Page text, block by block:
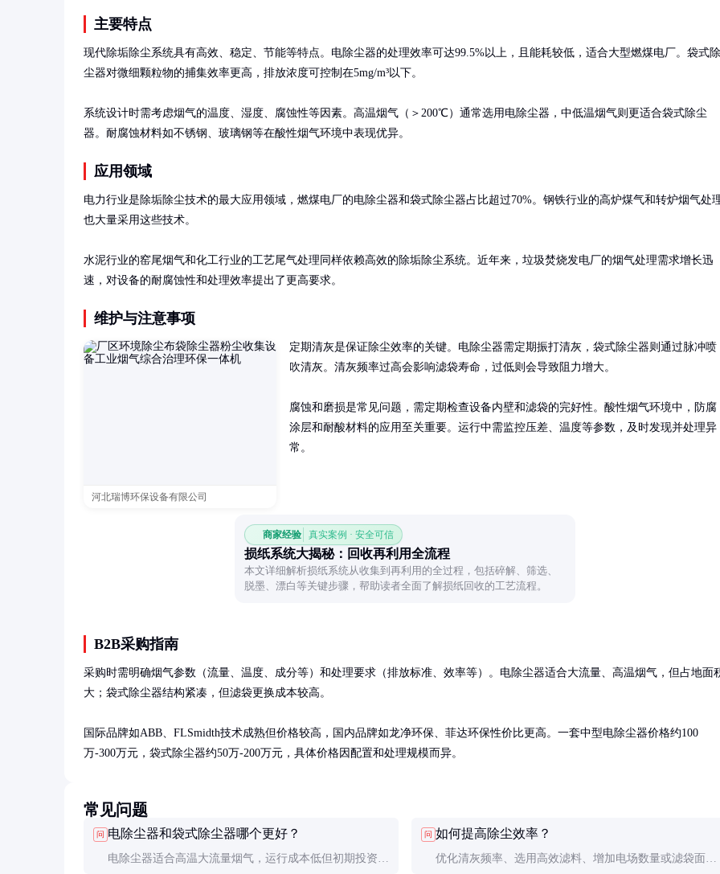
主要特点
现代除垢除尘系统具有高效、稳定、节能等特点。电除尘器的处理效率可达99.5%以上，且能耗较低，适合大型燃煤电厂。袋式除
尘器对微细颗粒物的捕集效率更高，排放浓度可控制在5mg/m³以下。
系统设计时需考虑烟气的温度、湿度、腐蚀性等因素。高温烟气（＞200℃）通常选用电除尘器，中低温烟气则更适合袋式除尘
器。耐腐蚀材料如不锈钢、玻璃钢等在酸性烟气环境中表现优异。
应用领域
电力行业是除垢除尘技术的最大应用领域，燃煤电厂的电除尘器和袋式除尘器占比超过70%。钢铁行业的高炉煤气和转炉烟气处
也大量采用这些技术。
水泥行业的窑尾烟气和化工行业的工艺尾气处理同样依赖高效的除垢除尘系统。近年来，垃圾焚烧发电厂的烟气处理需求增长迅
速，对设备的耐腐蚀性和处理效率提出了更高要求。
维护与注意事项
河北瑞博环保设备有限公司
定期清灰是保证除尘效率的关键。电除尘器需定期振打清灰，袋式除尘器则通过脉冲喷
吹清灰。清灰频率过高会影响滤袋寿命，过低则会导致阻力增大。
腐蚀和磨损是常见问题，需定期检查设备内壁和滤袋的完好性。酸性烟气环境中，防腐
涂层和耐酸材料的应用至关重要。运行中需监控压差、温度等参数，及时发现并处理异
常。
商家经验 真实案例 · 安全可信
损纸系统大揭秘：回收再利用全流程
本文详细解析损纸系统从收集到再利用的全过程，包括碎解、筛选、
脱墨、漂白等关键步骤，帮助读者全面了解损纸回收的工艺流程。
B2B采购指南
采购时需明确烟气参数（流量、温度、成分等）和处理要求（排放标准、效率等）。电除尘器适合大流量、高温烟气，但占地面
大；袋式除尘器结构紧凑，但滤袋更换成本较高。
国际品牌如ABB、FLSmidth技术成熟但价格较高，国内品牌如龙净环保、菲达环保性价比更高。一套中型电除尘器价格约100
万-300万元，袋式除尘器约50万-200万元，具体价格因配置和处理规模而异。
常见问题
问 电除尘器和袋式除尘器哪个更好？
电除尘器适合高温大流量烟气，运行成本低但初期投资
问 如何提高除尘效率？
优化清灰频率、选用高效滤料、增加电场数量或滤袋面